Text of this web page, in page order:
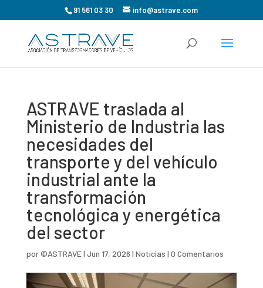
91 561 03 30 info@astrave.com
ASTRAVE traslada al
Ministerio de Industria las
necesidades del
transporte y del vehículo
industrial ante la
transformación
tecnológica y energética
del sector
por©ASTRAVE| Jun 17, 2026 | Noticias | 0 Comentarios